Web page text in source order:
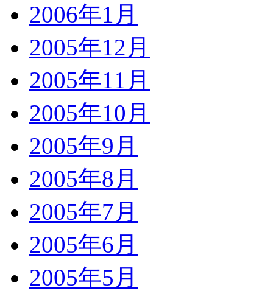
2006年1月
2005年12月
2005年11月
2005年10月
2005年9月
2005年8月
2005年7月
2005年6月
2005年5月